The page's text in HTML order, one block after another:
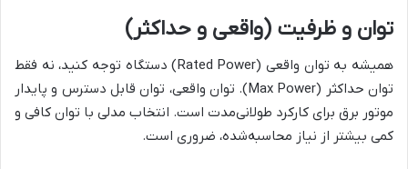
توان و ظرفیت (واقعی و حداکثر)
همیشه به توان واقعی (Rated Power) دستگاه توجه کنید، نه فقط
توان حداکثر (Max Power). توان واقعی، توان قابل دسترس و پایدار
موتور برق برای کارکرد طولانی‌مدت است. انتخاب مدلی با توان کافی و
کمی بیشتر از نیاز محاسبه‌شده، ضروری است.